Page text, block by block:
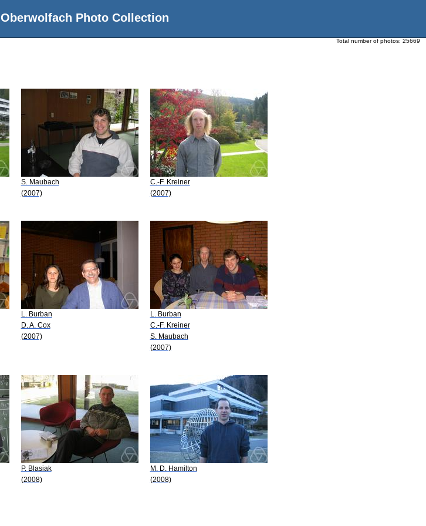
Oberwolfach Photo Collection
Total number of photos: 25669
S. Maubach
(2007)
C.-F. Kreiner
(2007)
L. Burban
D. A. Cox
(2007)
L. Burban
C.-F. Kreiner
S. Maubach
(2007)
P. Blasiak
(2008)
M. D. Hamilton
(2008)